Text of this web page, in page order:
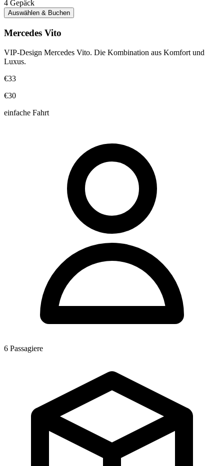
4 Gepäck
Auswählen & Buchen
Mercedes Vito
VIP-Design Mercedes Vito. Die Kombination aus Komfort und
Luxus.
€33
€30
einfache Fahrt
6 Passagiere